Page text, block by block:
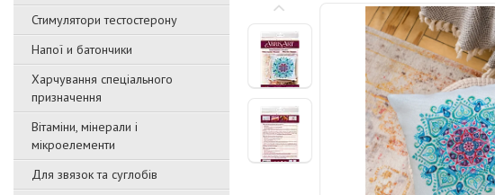
Стимулятори тестостерону
Напої и батончики
Харчування спеціального
призначення
Вітаміни, мінерали і
мікроелементи
Для звязок та суглобів